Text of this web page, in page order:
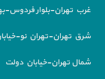
غرب تهران-بلوار فردوس-
شرق تهران-تهران نو-
شمال تهران-خیابان دولت